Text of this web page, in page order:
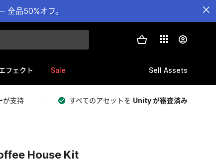
品50%オフ。
フェクト Sale Sell Assets
が支持 すべてのアセットを Unity が審査済み
House Kit